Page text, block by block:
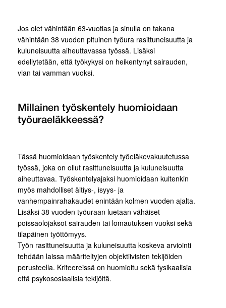
Jos olet vähintään 63-vuotias ja sinulla on takana
vähintään 38 vuoden pituinen työura rasittuneisuutta ja
kuluneisuutta aiheuttavassa työssä. Lisäksi
edellytetään, että työkykysi on heikentynyt sairauden,
vian tai vamman vuoksi.
Millainen työskentely huomioidaan
työuraeläkkeessä?
Tässä huomioidaan työskentely työeläkevakuutetussa
työssä, joka on ollut rasittuneisuutta ja kuluneisuutta
aiheuttavaa. Työskentelyajaksi huomioidaan kuitenkin
myös mahdolliset äitiys-, isyys- ja
vanhempainrahakaudet enintään kolmen vuoden ajalta.
Lisäksi 38 vuoden työuraan luetaan vähäiset
poissaolojaksot sairauden tai lomautuksen vuoksi sekä
tilapäinen työttömyys.
Työn rasittuneisuutta ja kuluneisuutta koskeva arviointi
tehdään laissa määriteltyjen objektiivisten tekijöiden
perusteella. Kriteereissä on huomioitu sekä fysikaalisia
että psykososiaalisia tekijöitä.